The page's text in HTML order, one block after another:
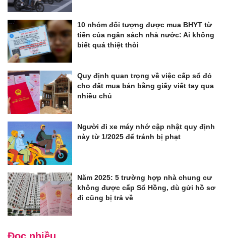
10 nhóm đối tượng được mua BHYT từ
tiền của ngân sách nhà nước: Ai không
biết quá thiệt thòi
Quy định quan trọng về việc cấp sổ đỏ
cho đất mua bán bằng giấy viết tay qua
nhiều chủ
Người đi xe máy nhớ cập nhật quy định
này từ 1/2025 để tránh bị phạt
Năm 2025: 5 trường hợp nhà chung cư
không được cấp Sổ Hồng, dù gửi hồ sơ
đi cũng bị trả về
Đọc nhiều